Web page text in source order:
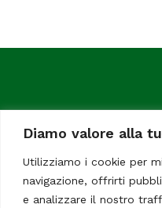
Diamo valore alla
Utilizziamo i cookie per
navigazione, offrirti
e analizzare il nostro